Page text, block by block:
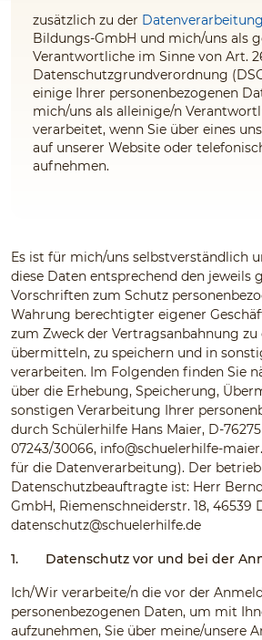
zusätzlich zu der Datenverarbeitung
Bildungs-GmbH und mich/uns als
Verantwortliche im Sinne von Art.
Datenschutzgrundverordnung
einige Ihrer personenbezogenen
mich/uns als alleinige/n
verarbeitet, wenn Sie über eines
auf unserer Website oder
aufnehmen.
Es ist für mich/uns selbstverständlich
diese Daten entsprechend den jeweils
Vorschriften zum Schutz
Wahrung berechtigter eigener
zum Zweck der Vertragsanbahnung zu
übermitteln, zu speichern und in
verarbeiten. Im Folgenden finden Sie
über die Erhebung, Speicherung,
sonstigen Verarbeitung Ihrer
durch Schülerhilfe Hans Maier, D-
07243/30066, info@schuelerhilfe-
für die Datenverarbeitung). Der
Datenschutzbeauftragte ist: Herr
GmbH, Riemenschneiderstr. 18, 46539
datenschutz@schuelerhilfe.de
1. Datenschutz vor und bei der
Ich/Wir verarbeite/n die vor der
personenbezogenen Daten, um mit
aufzunehmen, Sie über meine/unsere